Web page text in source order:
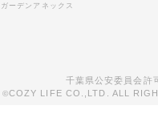
ガーデンアネックス
千葉県公安委員会許
©COZY LIFE CO.,LTD. ALL